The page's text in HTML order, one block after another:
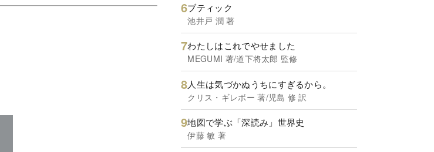
ブティック
池井戸 潤 著
わたしはこれでやせました
MEGUMI 著/道下将太郎 監修
人生は気づかぬうちにすぎるから。
クリス・ギレボー 著/児島 修 訳
地図で学ぶ「深読み」世界史
伊藤 敏 著